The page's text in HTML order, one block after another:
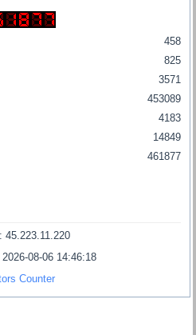
458
825
3571
453089
4183
14849
461877
45.223.11.220
08-06 14:46:18
Counter